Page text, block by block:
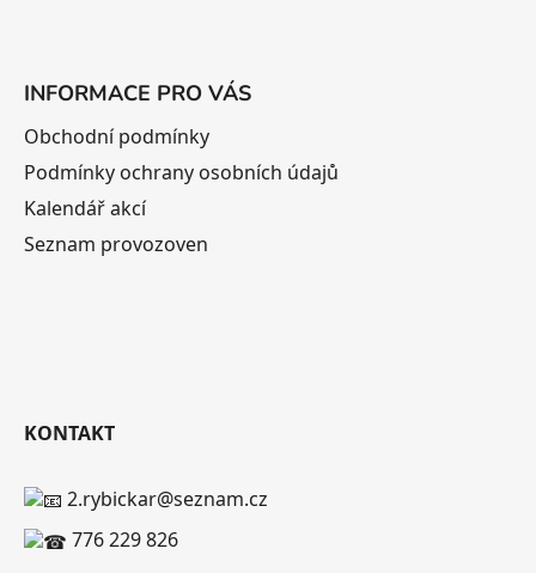
INFORMACE PRO VÁS
Obchodní podmínky
Podmínky ochrany osobních údajů
Kalendář akcí
Seznam provozoven
KONTAKT
2.rybickar@seznam.cz
776 229 826